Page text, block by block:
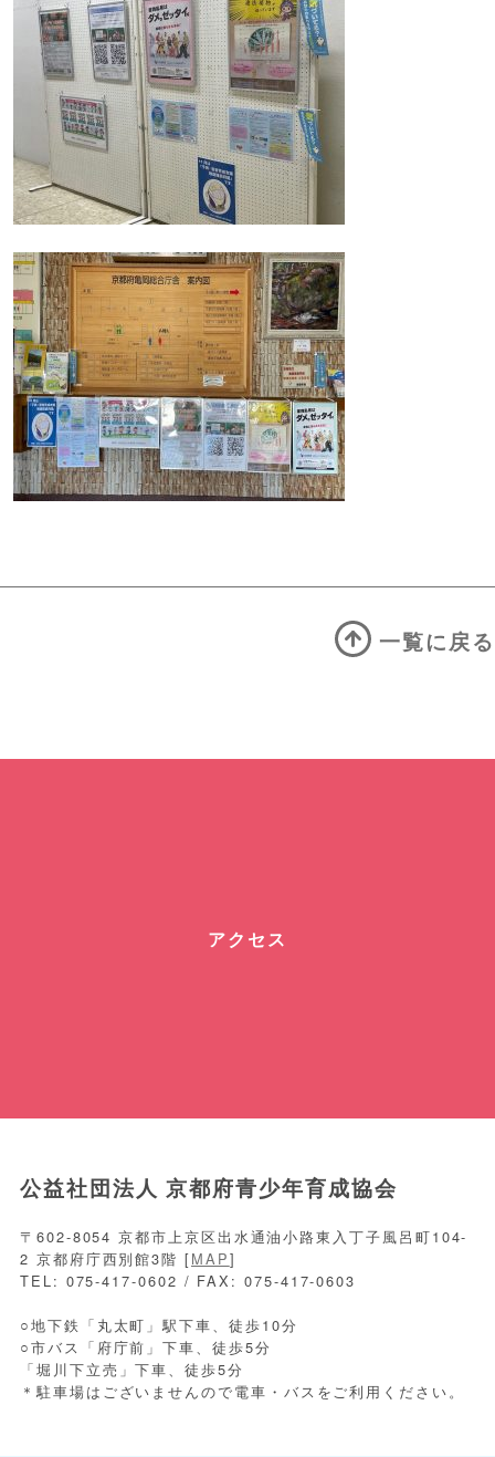
一覧に戻る
アクセス
公益社団法人 京都府青少年育成協会
〒602-8054 京都市上京区出水通油小路東入丁子風呂町104-
2 京都府庁西別館3階 [MAP]
TEL: 075-417-0602 / FAX: 075-417-0603
○地下鉄「丸太町」駅下車、徒歩10分
○市バス「府庁前」下車、徒歩5分
「堀川下立売」下車、徒歩5分
＊駐車場はございませんので電車・バスをご利用ください。